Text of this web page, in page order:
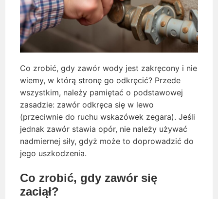
Co zrobić, gdy zawór wody jest zakręcony i nie
wiemy, w którą stronę go odkręcić? Przede
wszystkim, należy pamiętać o podstawowej
zasadzie: zawór odkręca się w lewo
(przeciwnie do ruchu wskazówek zegara). Jeśli
jednak zawór stawia opór, nie należy używać
nadmiernej siły, gdyż może to doprowadzić do
jego uszkodzenia.
Co zrobić, gdy zawór się
zaciął?